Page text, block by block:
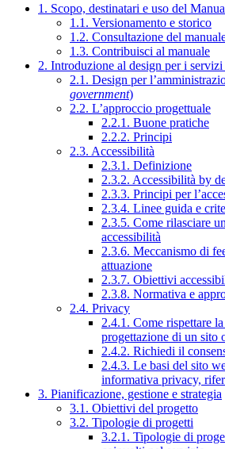
1. Scopo, destinatari e uso del
1.1. Versionamento e storico
1.2. Consultazione del
1.3. Contribuisci al manuale
2. Introduzione al design per i
2.1. Design per
government)
2.2. L’approccio progettuale
2.2.1. Buone pratiche
2.2.2. Principi
2.3. Accessibilità
2.3.1. Definizione
2.3.2. Accessibilità by
2.3.3. Principi per
2.3.4. Linee guida e
2.3.5. Come rilasciare
accessibilità
2.3.6. Meccanismo di
attuazione
2.3.7. Obiettivi
2.3.8. Normativa e
2.4. Privacy
2.4.1. Come rispettare
progettazione di un sito
2.4.2. Richiedi il
2.4.3. Le basi del sito
informativa privacy,
3. Pianificazione, gestione e strategia
3.1. Obiettivi del progetto
3.2. Tipologie di progetti
3.2.1. Tipologie di